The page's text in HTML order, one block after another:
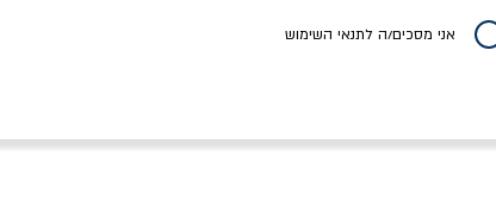
אני מסכים/ה לתנאי השימוש